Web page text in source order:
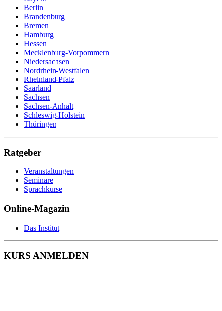
Berlin
Brandenburg
Bremen
Hamburg
Hessen
Mecklenburg-Vorpommern
Niedersachsen
Nordrhein-Westfalen
Rheinland-Pfalz
Saarland
Sachsen
Sachsen-Anhalt
Schleswig-Holstein
Thüringen
Ratgeber
Veranstaltungen
Seminare
Sprachkurse
Online-Magazin
Das Institut
KURS ANMELDEN